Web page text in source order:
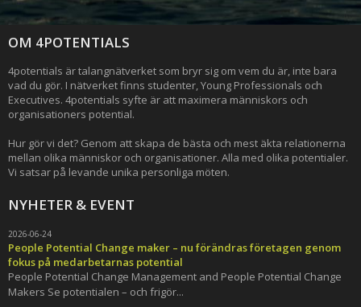
OM 4POTENTIALS
4potentials är talangnätverket som bryr sig om vem du är, inte bara
vad du gör. I nätverket finns studenter, Young Professionals och
Executives. 4potentials syfte är att maximera människors och
organisationers potential.
Hur gör vi det? Genom att skapa de bästa och mest äkta relationerna
mellan olika människor och organisationer. Alla med olika potentialer.
Vi satsar på levande unika personliga möten.
NYHETER & EVENT
2026-06-24
People Potential Change maker – nu förändras företagen genom
fokus på medarbetarnas potential
People Potential Change Management and People Potential Change
Makers Se potentialen – och frigör...